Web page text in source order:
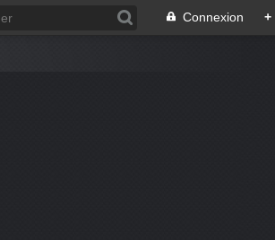
Connexion +